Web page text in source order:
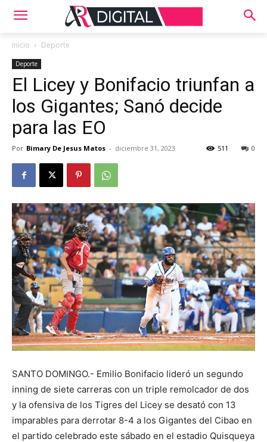
Inicio Deporte
Deporte
El Licey y Bonifacio triunfan a
los Gigantes; Sanó decide
para las EO
Por Bimary De Jesus Matos - diciembre 31, 2023 0
511
SANTO DOMINGO.- Emilio Bonifacio lideró un segundo
inning de siete carreras con un triple remolcador de dos
y la ofensiva de los Tigres del Licey se desató con 13
imparables para derrotar 8-4 a los Gigantes del Cibao en
el partido celebrado este sábado en el estadio Quisqueya